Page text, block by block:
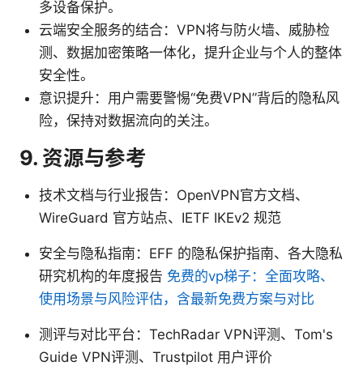
多设备保护。
云端安全服务的结合：VPN将与防火墙、威胁检
测、数据加密策略一体化，提升企业与个人的整体
安全性。
意识提升：用户需要警惕“免费VPN”背后的隐私风
险，保持对数据流向的关注。
9. 资源与参考
技术文档与行业报告：OpenVPN官方文档、
WireGuard 官方站点、IETF IKEv2 规范
安全与隐私指南：EFF 的隐私保护指南、各大隐私
研究机构的年度报告 免费的vp梯子：全面攻略、
使用场景与风险评估，含最新免费方案与对比
测评与对比平台：TechRadar VPN评测、Tom's
Guide VPN评测、Trustpilot 用户评价